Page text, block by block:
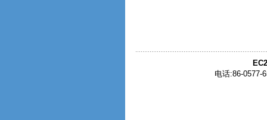
电话:86-0577-